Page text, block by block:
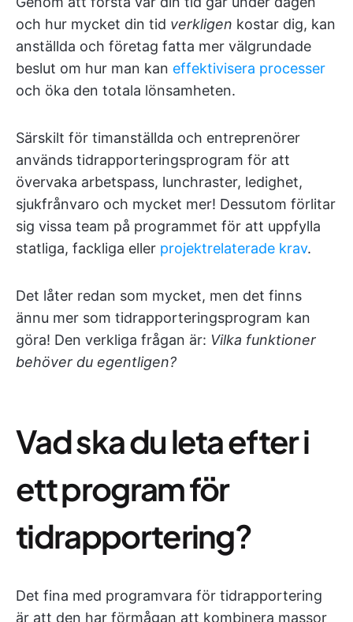
och hur mycket din tid verkligen kostar dig, kan
anställda och företag fatta mer välgrundade
beslut om hur man kan effektivisera processer
och öka den totala lönsamheten.
Särskilt för timanställda och entreprenörer
används tidrapporteringsprogram för att
övervaka arbetspass, lunchraster, ledighet,
sjukfrånvaro och mycket mer! Dessutom förlitar
sig vissa team på programmet för att uppfylla
statliga, fackliga eller projektrelaterade krav.
Det låter redan som mycket, men det finns
ännu mer som tidrapporteringsprogram kan
göra! Den verkliga frågan är: Vilka funktioner
behöver du egentligen?
Vad ska du leta efter i
ett program för
tidrapportering?
Det fina med programvara för tidrapportering
är att den har förmågan att kombinera massor